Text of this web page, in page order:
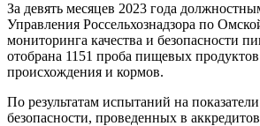
За девять месяцев 2023 года
Управления Россельхознадзора по
мониторинга качества и безопасности
отобрана 1151 проба пищевых
происхождения и кормов.
По результатам испытаний на показатели
безопасности, проведенных в